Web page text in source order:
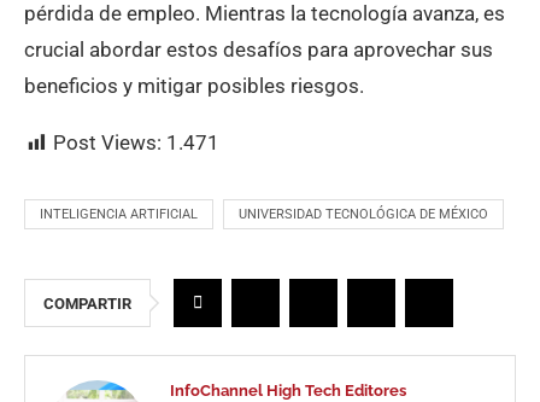
pérdida de empleo. Mientras la tecnología avanza, es
crucial abordar estos desafíos para aprovechar sus
beneficios y mitigar posibles riesgos.
Post Views: 1.471
INTELIGENCIA ARTIFICIAL UNIVERSIDAD TECNOLÓGICA DE MÉXICO
COMPARTIR
InfoChannel High Tech Editores